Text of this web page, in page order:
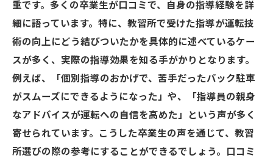
重です。多くの卒業生が口コミで、自身の指導経験を詳
細に語っています。特に、教習所で受けた指導が運転技
術の向上にどう結びついたかを具体的に述べているケー
スが多く、実際の指導効果を知る手がかりとなります。
例えば、「個別指導のおかげで、苦手だったバック駐車
がスムーズにできるようになった」や、「指導員の親身
なアドバイスが運転への自信を高めた」という声が多く
寄せられています。こうした卒業生の声を通じて、教習
所選びの際の参考にすることができるでしょう。口コミ